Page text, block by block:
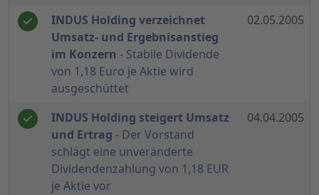
INDUS Holding verzeichnet
Umsatz- und Ergebnisanstieg
im Konzern - Stabile Dividende
von 1,18 Euro je Aktie wird
ausgeschüttet
02.05.2005
INDUS Holding steigert Umsatz
und Ertrag - Der Vorstand
schlägt eine unveränderte
Dividendenzahlung von 1,18 EUR
je Aktie vor
04.04.2005